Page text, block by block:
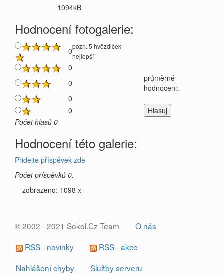
1094kB
Hodnocení fotogalerie:
0pozn. 5 hvězdiček -
nejlepší
0
0
průměrné
hodnoceni:
0
0
Počet hlasů 0
Hodnocení této galerie:
Přidejte příspěvek zde
Počet příspěvků 0.
zobrazeno: 1098 x
© 2002 - 2021 Sokol.Cz Team
O nás
RSS - novinky
RSS - akce
Nahlášení chyby
Služby serveru